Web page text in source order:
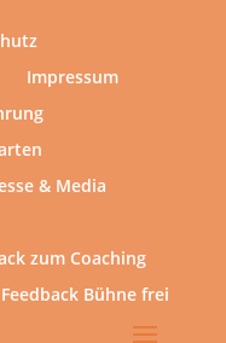
Impressum
& Media
zum Coaching
Feedback Bühne frei